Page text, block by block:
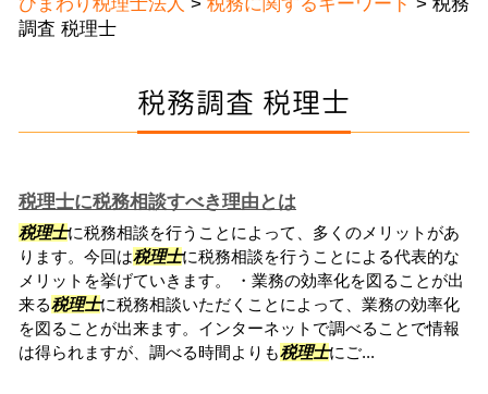
調査 税理士
税務調査 税理士
税理士に税務相談すべき理由とは
税理士に税務相談を行うことによって、多くのメリットがあ
ります。今回は税理士に税務相談を行うことによる代表的な
メリットを挙げていきます。 ・業務の効率化を図ることが出
来る税理士に税務相談いただくことによって、業務の効率化
を図ることが出来ます。インターネットで調べることで情報
は得られますが、調べる時間よりも税理士にご...